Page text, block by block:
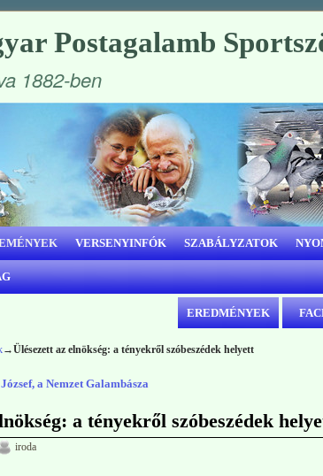
Postagalamb
1882-ben
VERSENYINFÓK SZABÁLYZATOK
EREDMÉNYEK
→Ülésezett az elnökség: a tényekről szóbeszédek helyett
a Nemzet Galambásza
a tényekről szóbeszédek
iroda